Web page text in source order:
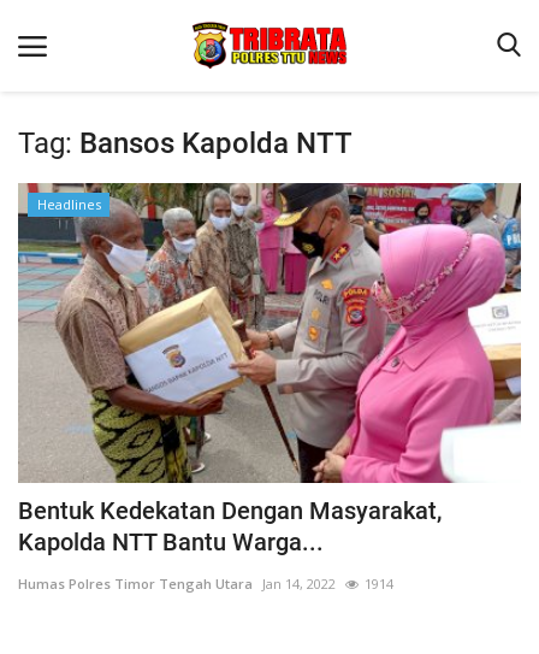
Beranda
Terms & Conditions
Reskrim
Binkam
Lantas
OPINI
Tag: Bansos Kapolda NTT
Headlines
Bentuk Kedekatan Dengan Masyarakat,
Kapolda NTT Bantu Warga...
Humas Polres Timor Tengah Utara Jan 14, 2022 1914